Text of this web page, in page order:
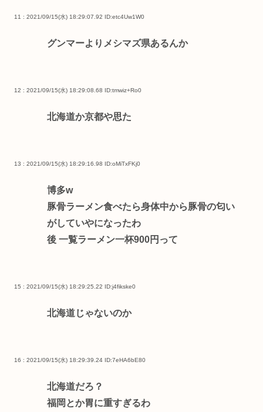
11 : 2021/09/15(水) 18:29:07.92 ID:etc4Uw1W0
グンマーよりメシマズ県あるんか
12 : 2021/09/15(水) 18:29:08.68 ID:tmwiz+Ro0
北海道か京都や思た
13 : 2021/09/15(水) 18:29:16.98 ID:oMiTxFKj0
博多w
豚骨ラーメン食べたら身体中から豚骨の匂い
がしていやになったわ
後 一覧ラーメン一杯900円って
15 : 2021/09/15(水) 18:29:25.22 ID:j4fikske0
北海道じゃないのか
16 : 2021/09/15(水) 18:29:39.24 ID:7eHA6bE80
北海道だろ？
福岡とか胃に重すぎるわ